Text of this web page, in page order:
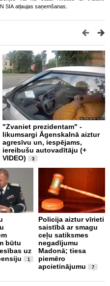
SIA atļaujas saņemšanas.
"Zvaniet prezidentam" -
likumsargi Āgenskalnā aiztur
agresīvu un, iespējams,
iereibušu autovadītāju (+
VIDEO)
3
būtu
uz
1
Policija aiztur vīrieti
saistībā ar smagu
ceļu satiksmes
negadījumu
Madonā; tiesa
piemēro
apcietinājumu
7